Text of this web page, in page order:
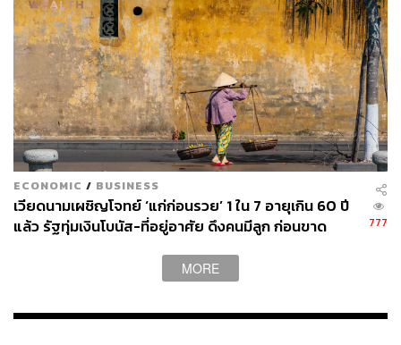
ECONOMIC / BUSINESS
เวียดนามเผชิญโจทย์ ‘แก่ก่อนรวย’ 1 ใน 7 อายุเกิน 60 ปี
แล้ว รัฐทุ่มเงินโบนัส-ที่อยู่อาศัย ดึงคนมีลูก ก่อนขาด
777
MORE